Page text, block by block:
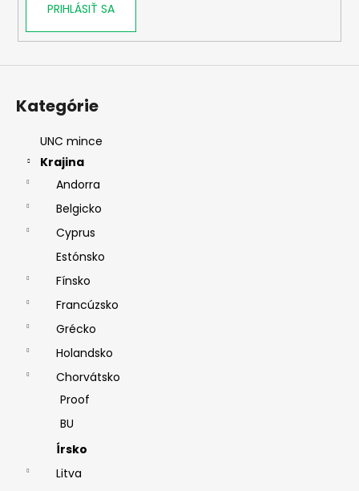
PRIHLÁSIŤ SA
Kategórie
UNC mince
Krajina
Andorra
Belgicko
Cyprus
Estónsko
Fínsko
Francúzsko
Grécko
Holandsko
Chorvátsko
Proof
BU
Írsko
Litva